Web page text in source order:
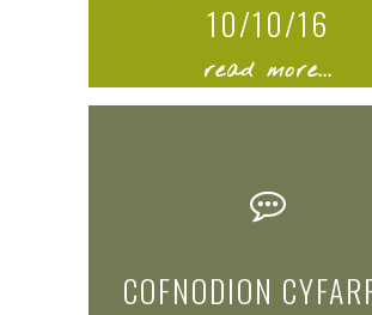
10/10/16
read more...
COFNODION